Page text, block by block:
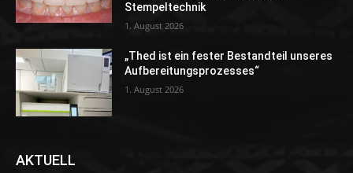
Stempeltechnik
1. August 2026
„Thed ist ein fester Bestandteil unseres
Aufbereitungsprozesses“
1. August 2026
AKTUELL